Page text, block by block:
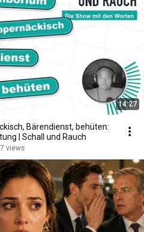
14:27
Bärendienst, behüten:
| Schall und Rauch
7 views